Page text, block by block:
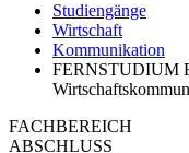
Studiengänge
Wirtschaft
Kommunikation
FERNSTUDIUM
FACHBEREICH
ABSCHLUSS